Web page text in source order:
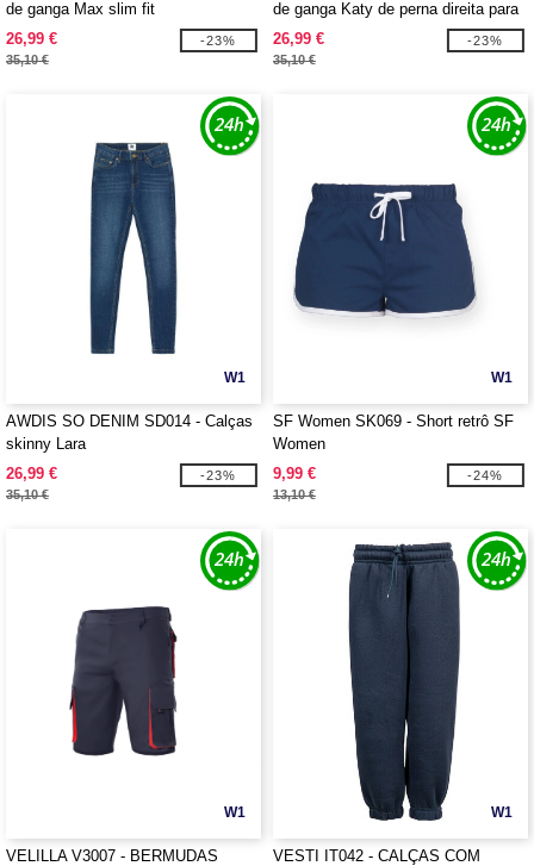
de ganga Max slim fit
26,99 €
35,10 €
-23%
de ganga Katy de perna direita para
mulher
26,99 €
35,10 €
-23%
W1
AWDIS SO DENIM SD014 - Calças
skinny Lara
26,99 €
35,10 €
-23%
W1
SF Women SK069 - Short retrô SF
Women
9,99 €
13,10 €
-24%
W1
VELILLA V3007 - BERMUDAS
W1
VESTI IT042 - CALÇAS COM